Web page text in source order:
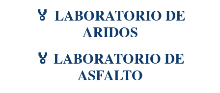
🏅 LABORATORIO DE
ARIDOS
🏅 LABORATORIO DE
ASFALTO